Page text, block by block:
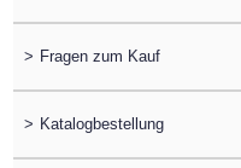
> Fragen zum Kauf
> Katalogbestellung